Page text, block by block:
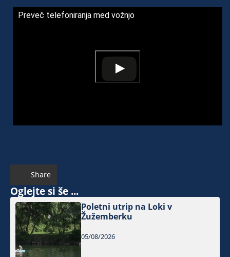
Preveč telefoniranja med vožnjo
Share
Oglejte si še ...
Poletni utrip na Loki v
Žužemberku
05/08/2026